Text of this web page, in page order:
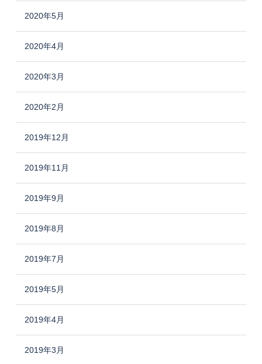
2020年5月
2020年4月
2020年3月
2020年2月
2019年12月
2019年11月
2019年9月
2019年8月
2019年7月
2019年5月
2019年4月
2019年3月